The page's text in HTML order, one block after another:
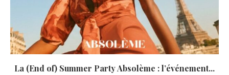
La (End of) Summer Party Absolème : l’événement...